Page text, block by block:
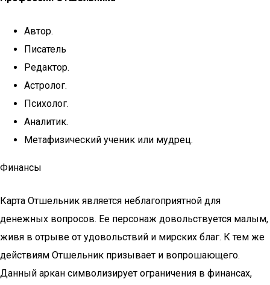
Автор.
Писатель
Редактор.
Астролог.
Психолог.
Аналитик.
Метафизический ученик или мудрец.
Финансы
Карта Отшельник является неблагоприятной для
денежных вопросов. Ее персонаж довольствуется малым,
живя в отрыве от удовольствий и мирских благ. К тем же
действиям Отшельник призывает и вопрошающего.
Данный аркан символизирует ограничения в финансах,